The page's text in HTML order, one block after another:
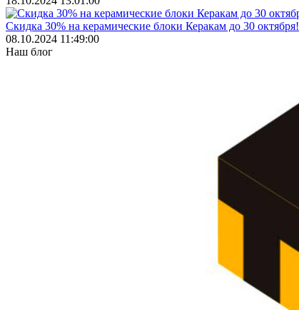
Скидка 30% на керамические блоки Керакам до 30 октября!
08.10.2024 11:49:00
Наш блог